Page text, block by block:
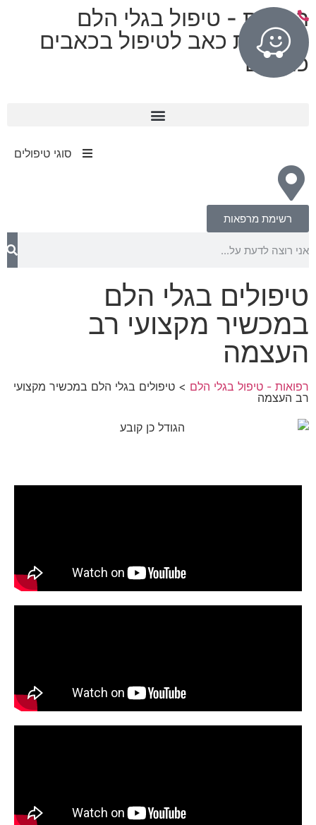
רפואות - טיפול בגלי הלם
מרפאות כאב לטיפול בכאבים
כרוניים
סוגי טיפולים
רשימת מרפאות
טיפולים בגלי הלם
במכשיר מקצועי רב
העצמה
רפואות - טיפול בגלי הלם > טיפולים בגלי הלם במכשיר מקצועי
רב העצמה